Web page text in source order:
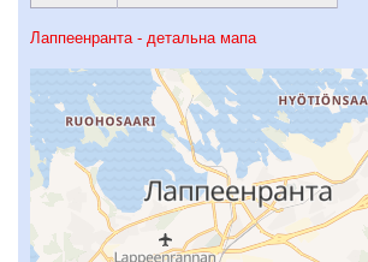
Лаппеенранта - детальна мапа